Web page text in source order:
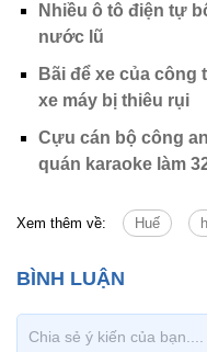
Nhiều ô tô điện tự
nước lũ
Bãi để xe của công
xe máy bị thiêu rụi
Cựu cán bộ công
quán karaoke làm
Xem thêm về: Huế